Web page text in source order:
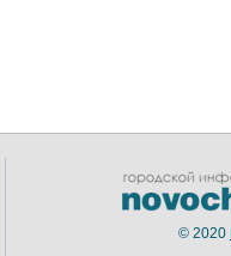
© 2020